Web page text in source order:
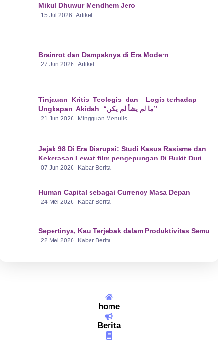
Mikul Dhuwur Mendhem Jero
15 Jul 2026 Artikel
Brainrot dan Dampaknya di Era Modern
27 Jun 2026 Artikel
Tinjauan Kritis Teologis dan Logis terhadap
Ungkapan Akidah “ما لم يشأ لم يكن”
21 Jun 2026 Mingguan Menulis
Jejak 98 Di Era Disrupsi: Studi Kasus Rasisme dan
Kekerasan Lewat film pengepungan Di Bukit Duri
07 Jun 2026 Kabar Berita
Human Capital sebagai Currency Masa Depan
24 Mei 2026 Kabar Berita
Sepertinya, Kau Terjebak dalam Produktivitas Semu
22 Mei 2026 Kabar Berita
home
Berita